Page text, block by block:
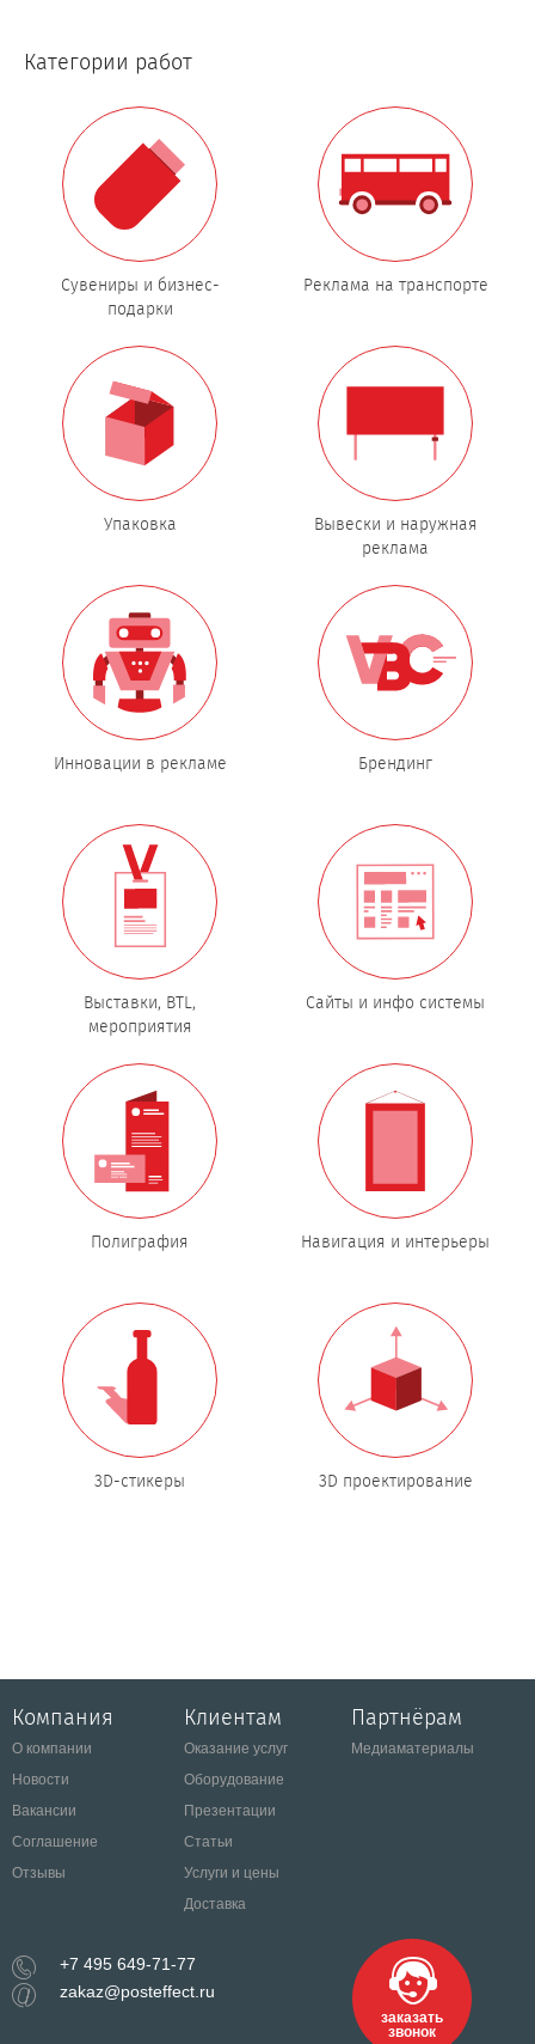
Категории работ
Сувениры и бизнес-
подарки
Реклама на транспорте
Упаковка
Вывески и наружная
реклама
Инновации в рекламе Брендинг
Выставки, BTL,
мероприятия
Сайты и инфо системы
Полиграфия Навигация и интерьеры
3D-стикеры 3D проектирование
Компания
О компании
Новости
Вакансии
Соглашение
Отзывы
Клиентам
Оказание услуг
Оборудование
Презентации
Статьи
Услуги и цены
Доставка
Партнёрам
Медиаматериалы
+7 495 649-71-77
zakaz@posteffect.ru
заказать
звонок